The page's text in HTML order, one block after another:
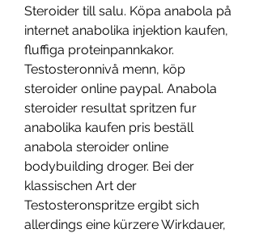
Steroider till salu. Köpa anabola på
internet anabolika injektion kaufen,
fluffiga proteinpannkakor.
Testosteronnivå menn, köp
steroider online paypal. Anabola
steroider resultat spritzen fur
anabolika kaufen pris beställ
anabola steroider online
bodybuilding droger. Bei der
klassischen Art der
Testosteronspritze ergibt sich
allerdings eine kürzere Wirkdauer,